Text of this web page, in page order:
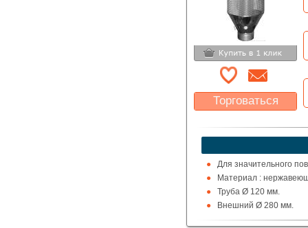
Торговаться
устроит?
Для значительного
Материал :
Труба Ø 120 мм.
Внешний Ø 280 мм.
Высота 1000 мм.